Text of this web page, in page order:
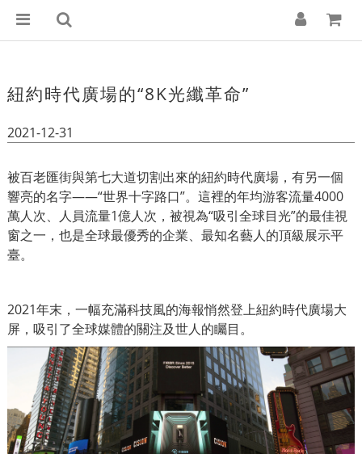
紐約時代廣場的“8K光纖革命”
2021-12-31
被百老匯街與第七大道切割出來的紐約時代廣場，有另一個
響亮的名字——“世界十字路口”。這裡的年均游客流量4000
萬人次、人員流量1億人次，被視為“吸引全球目光”的最佳視
窗之一，也是全球最優秀的企業、最知名藝人的頂級展示平
臺。
2021年末，一幅充滿科技風的海報悄然登上紐約時代廣場大
屏，吸引了全球媒體的關注及世人的矚目。